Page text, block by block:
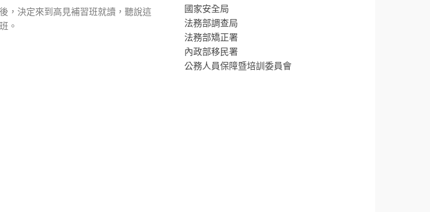
，決定來到高見補習班就讀，聽說這
。
國家安全局
法務部調查局
法務部矯正署
內政部移民署
公務人員保障暨培訓委員會